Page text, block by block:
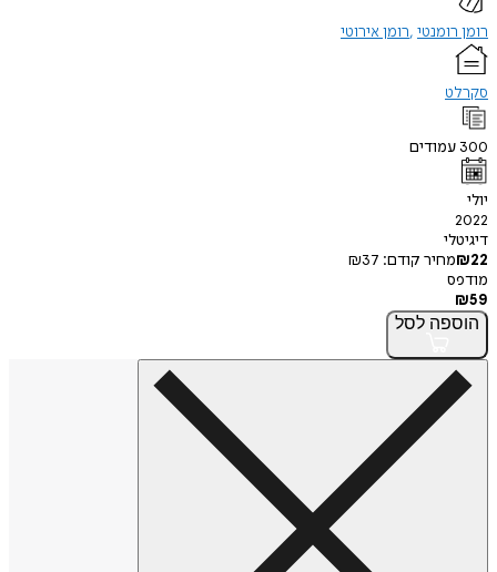
רומן רומנטי רומן אירוטי
סקרלט
300 עמודים
יולי
2022
דיגיטלי
₪22 מחיר קודם: ₪37
מודפס
₪59
הוספה לסל